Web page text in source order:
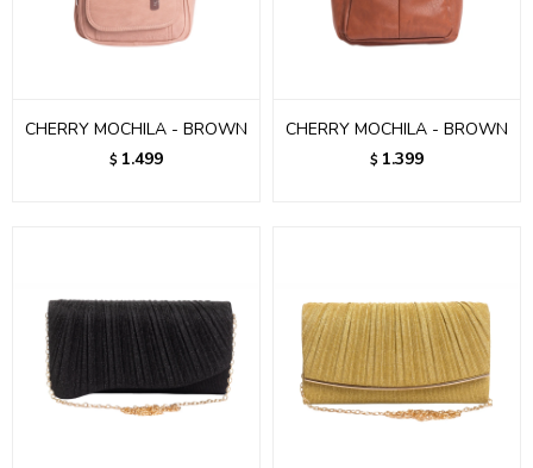
CHERRY MOCHILA - BROWN
$ 1.499
CHERRY MOCHILA - BROWN
$ 1.399